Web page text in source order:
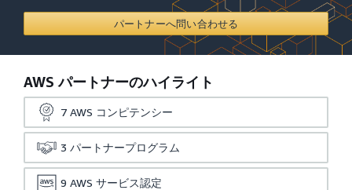
パートナーへ問い合わせる
AWS パートナーのハイライト
7 AWS コンピテンシー
3 パートナープログラム
9 AWS サービス認定